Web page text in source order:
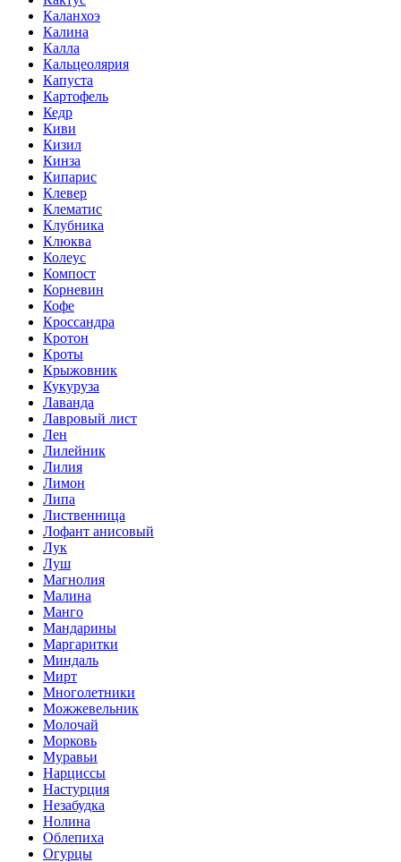
Каланхоэ
Калина
Калла
Кальцеолярия
Капуста
Картофель
Кедр
Киви
Кизил
Кинза
Кипарис
Клевер
Клематис
Клубника
Клюква
Колеус
Компост
Корневин
Кофе
Кроссандра
Кротон
Кроты
Крыжовник
Кукуруза
Лаванда
Лавровый лист
Лен
Лилейник
Лилия
Лимон
Липа
Лиственница
Лофант анисовый
Лук
Луш
Магнолия
Малина
Манго
Мандарины
Маргаритки
Миндаль
Мирт
Многолетники
Можжевельник
Молочай
Морковь
Муравьи
Нарциссы
Настурция
Незабудка
Нолина
Облепиха
Огурцы